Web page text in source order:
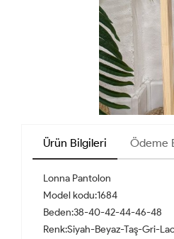
Ürün Bilgileri Ödeme
Lonna Pantolon
Model kodu:1684
Beden:38-40-42-44-46-48
Renk:Siyah-Beyaz-Taş-Gri-